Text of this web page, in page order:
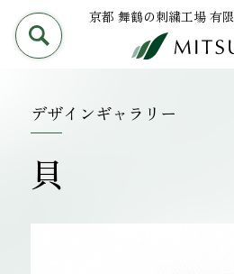
京都 舞鶴の刺繍工場 有
三葉商事について
PRODUCT 加工事例
デザインギャラリー
貝